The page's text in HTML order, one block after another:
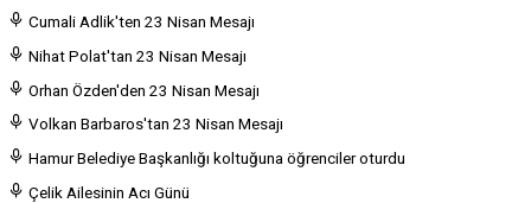
Cumali Adlik'ten 23 Nisan Mesajı
Nihat Polat'tan 23 Nisan Mesajı
Orhan Özden'den 23 Nisan Mesajı
Volkan Barbaros'tan 23 Nisan Mesajı
Hamur Belediye Başkanlığı koltuğuna öğrenciler oturdu
Çelik Ailesinin Acı Günü